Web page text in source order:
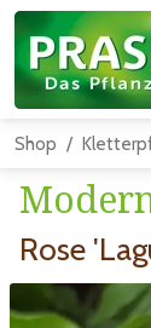
Shop
Rose